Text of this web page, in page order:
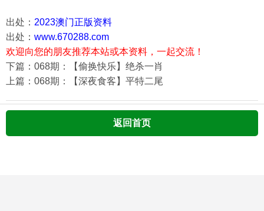
出处： 2023澳门正版资料
出处： www.670288.com
欢迎向您的朋友推荐本站或本资料，一起交流！
下篇：068期：【偷换快乐】绝杀一肖
上篇：068期：【深夜食客】平特二尾
返回首页